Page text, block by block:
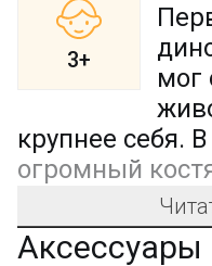
3+
мог
крупнее себя.
огромный
обтянутый
спине –
Аксессуары